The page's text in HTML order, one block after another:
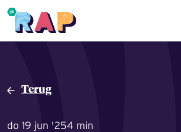
Overslaan en naar de inhoud gaan
Terug
do 19 jun '254 min